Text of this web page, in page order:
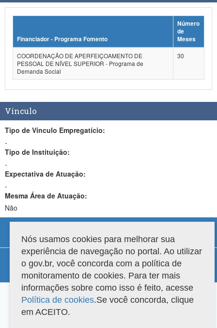
Financiador - Programa Fomento
Número
de
Meses
COORDENAÇÃO DE APERFEIÇOAMENTO DE
PESSOAL DE NÍVEL SUPERIOR - Programa de
Demanda Social
30
Vínculo
Tipo de Vínculo Empregatício:
-
Tipo de Instituição:
-
Expectativa de Atuação:
-
Mesma Área de Atuação:
Não
Compatibilidade
Versão do sistema: 3.88.9 Copyright 2022 Capes. Todos os direitos reservados.
Nós usamos cookies para melhorar sua
experiência de navegação no portal. Ao utilizar
o gov.br, você concorda com a política de
monitoramento de cookies. Para ter mais
informações sobre como isso é feito, acesse
Política de cookies.Se você concorda, clique
em ACEITO.